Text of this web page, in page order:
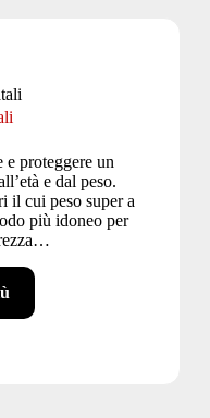
e proteggere un
e dal peso.
il cui peso super a
più idoneo per